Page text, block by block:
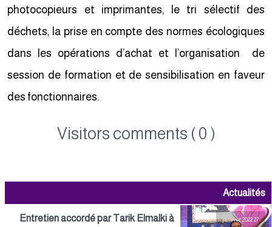
photocopieurs et imprimantes, le tri sélectif des
déchets, la prise en compte des normes écologiques
dans les opérations d’achat et l’organisation de
session de formation et de sensibilisation en faveur
des fonctionnaires.
Visitors comments ( 0 )
Actualités
27 janvier 2022
Entretien accordé par Tarik Elmalki à